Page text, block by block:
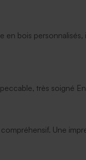
en bois
très soigné
Une